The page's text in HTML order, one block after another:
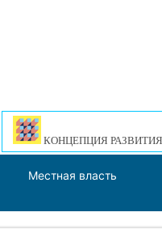
КОНЦЕПЦИЯ
Местная власть